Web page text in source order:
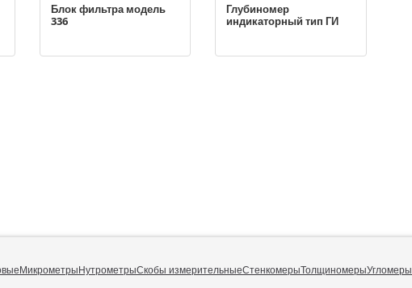
Блок фильтра модель
336
Глубиномер
индикаторный тип ГИ
МикрометрыНутрометрыСкобы измерительныеСтенкомерыТолщиномерыУгломеры